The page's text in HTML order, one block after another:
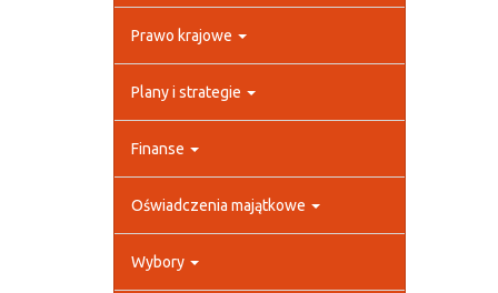
Prawo krajowe
Plany i strategie
Finanse
Oświadczenia majątkowe
Wybory